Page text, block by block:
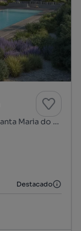
Rua Maria Lamas - Bairro do Morgadinho, Santa Maria do Castelo e Santiago e Santa Susana, Alcácer do Sal, Setúbal
Destacado